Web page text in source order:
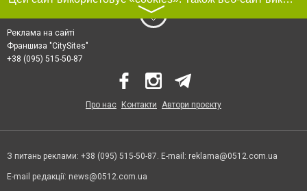
〉
Реклама на сайті
Франшиза "CitySites"
+38 (095) 515-50-87
Про нас Контакти Автори проєкту
З питань реклами: +38 (095) 515-50-87. E-mail: reklama@0512.com.ua
E-mail редакції: news@0512.com.ua